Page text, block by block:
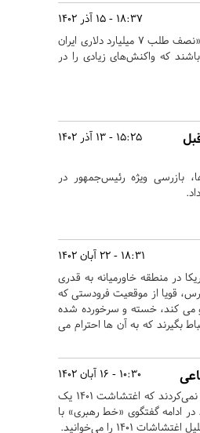
18:37 - 15 آذر 1402
این روزها شاید بسیاری از مردم با خبری درباره کشف فسادی به اندازه «نصف طلب ۷ میلیارد دلاری ایران
که واکنش‌های زیادی را در
15:25 - 13 آذر 1402
بازرسی ویژه رئیس‌جمهور در
18:31 - 22 آبان 1402
در منطقه خاورمیانه به قدری
قویا از موقعیت فرودستی که
و می کند، خسته و سرخورده شده
بگیرند که به آن ها احترام می
10:30 - 16 آبان 1402
پاییز سال گذشته کشور دچار اغتشاشات شده بود در ابتدا برخی گمان نمی‌کردند که اغتشاشت 1401 یک
ادامه گفتگوی «خط رهبری» با
را می‌خوانید.